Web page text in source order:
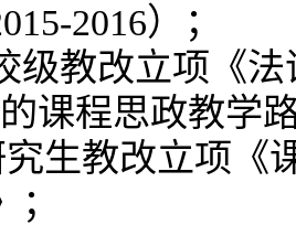
2016）；
级教改立项《
课程思政教学
生教改立项《